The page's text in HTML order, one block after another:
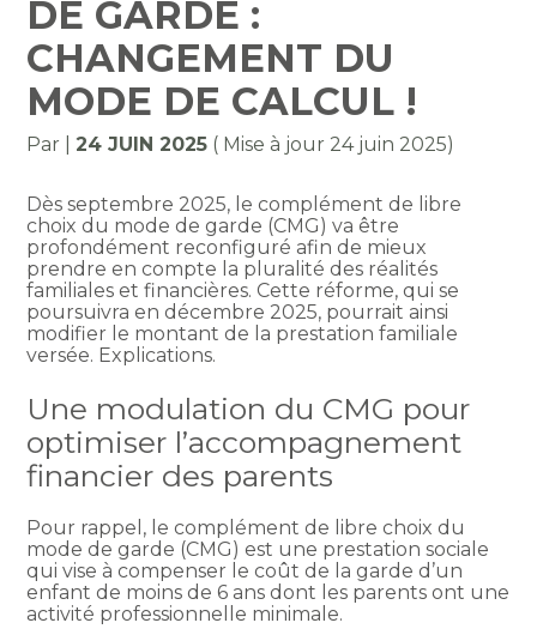
DE GARDE :
CHANGEMENT DU
MODE DE CALCUL !
Par |24 JUIN 2025 ( Mise à jour 24 juin 2025)
Dès septembre 2025, le complément de libre
choix du mode de garde (CMG) va être
profondément reconfiguré afin de mieux
prendre en compte la pluralité des réalités
familiales et financières. Cette réforme, qui se
poursuivra en décembre 2025, pourrait ainsi
modifier le montant de la prestation familiale
versée. Explications.
Une modulation du CMG pour
optimiser l’accompagnement
financier des parents
Pour rappel, le complément de libre choix du
mode de garde (CMG) est une prestation sociale
qui vise à compenser le coût de la garde d’un
enfant de moins de 6 ans dont les parents ont une
activité professionnelle minimale.